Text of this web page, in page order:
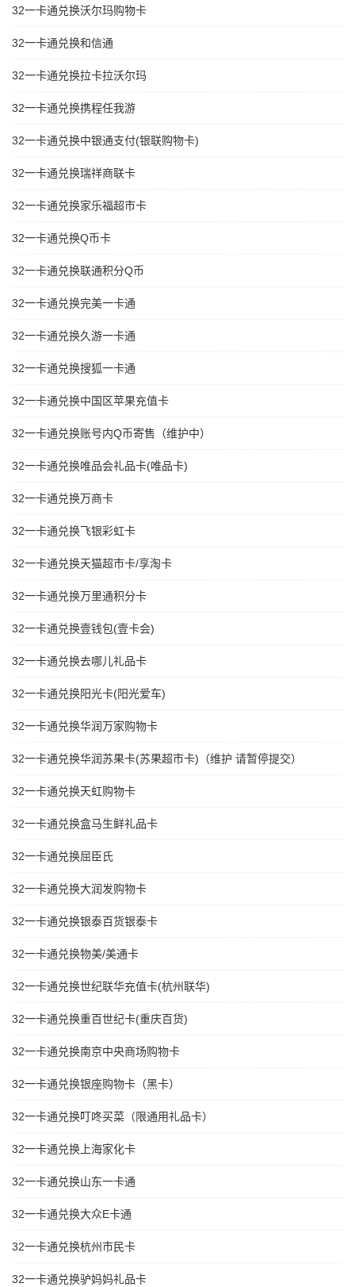
32一卡通兑换沃尔玛购物卡
32一卡通兑换和信通
32一卡通兑换拉卡拉沃尔玛
32一卡通兑换携程任我游
32一卡通兑换中银通支付(银联购物卡)
32一卡通兑换瑞祥商联卡
32一卡通兑换家乐福超市卡
32一卡通兑换Q币卡
32一卡通兑换联通积分Q币
32一卡通兑换完美一卡通
32一卡通兑换久游一卡通
32一卡通兑换搜狐一卡通
32一卡通兑换中国区苹果充值卡
32一卡通兑换账号内Q币寄售（维护中）
32一卡通兑换唯品会礼品卡(唯品卡)
32一卡通兑换万商卡
32一卡通兑换飞银彩虹卡
32一卡通兑换天猫超市卡/享淘卡
32一卡通兑换万里通积分卡
32一卡通兑换壹钱包(壹卡会)
32一卡通兑换去哪儿礼品卡
32一卡通兑换阳光卡(阳光爱车)
32一卡通兑换华润万家购物卡
32一卡通兑换华润苏果卡(苏果超市卡)（维护 请暂停提交）
32一卡通兑换天虹购物卡
32一卡通兑换盒马生鲜礼品卡
32一卡通兑换屈臣氏
32一卡通兑换大润发购物卡
32一卡通兑换银泰百货银泰卡
32一卡通兑换物美/美通卡
32一卡通兑换世纪联华充值卡(杭州联华)
32一卡通兑换重百世纪卡(重庆百货)
32一卡通兑换南京中央商场购物卡
32一卡通兑换银座购物卡（黑卡）
32一卡通兑换叮咚买菜（限通用礼品卡）
32一卡通兑换上海家化卡
32一卡通兑换山东一卡通
32一卡通兑换大众E卡通
32一卡通兑换杭州市民卡
32一卡通兑换驴妈妈礼品卡